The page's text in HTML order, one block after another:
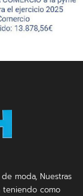
moda, Nuestras
teniendo como